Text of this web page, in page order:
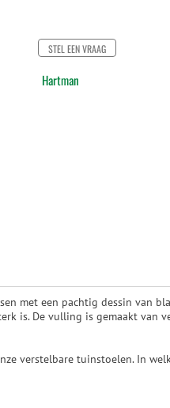
STEL EEN VRAAG
Hartman
met een pachtig dessin van
is. De vulling is gemaakt van
verstelbare tuinstoelen. In